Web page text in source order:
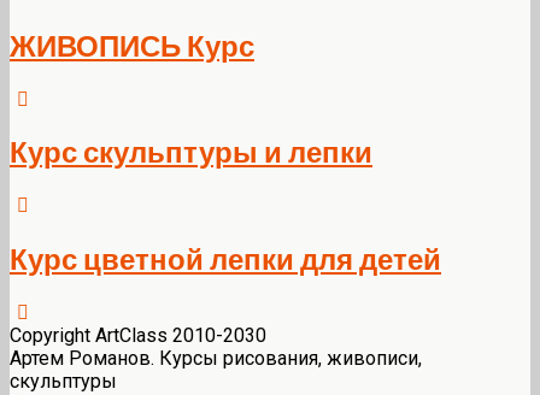
ЖИВОПИСЬ Курс
Курс скульптуры и лепки
Курс цветной лепки для детей
Copyright ArtClass 2010-2030
Артем Романов. Курсы рисования, живописи,
скульптуры